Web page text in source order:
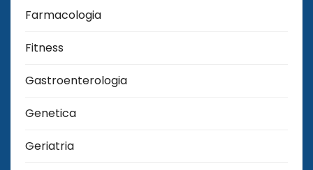
Farmacologia
Fitness
Gastroenterologia
Genetica
Geriatria